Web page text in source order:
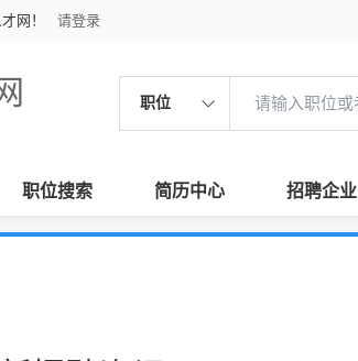
网！ 请登录
职位
职位搜索 简历中心 招聘企业